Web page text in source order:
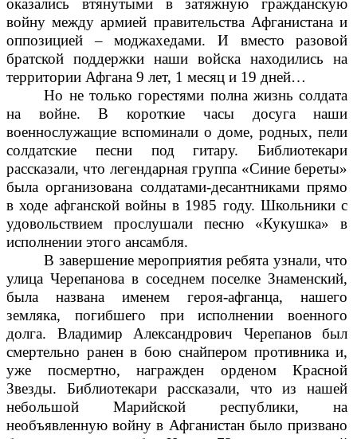
оказались втянутыми в затяжную гражданскую
войну между армией правительства Афганистана и
оппозицией – моджахедами. И вместо разовой
братской поддержки наши войска находились на
территории Афгана 9 лет, 1 месяц и 19 дней…
Но не только горестями полна жизнь солдата
на войне. В короткие часы досуга наши
военнослужащие вспоминали о доме, родных, пели
солдатские песни под гитару. Библиотекари
рассказали, что легендарная группа «Синие береты»
была организована солдатами-десантниками прямо
в ходе афганской войны в 1985 году. Школьники с
удовольствием прослушали песню «Кукушка» в
исполнении этого ансамбля.
В завершение мероприятия ребята узнали, что
улица Черепанова в соседнем поселке Знаменский,
была названа именем героя-афганца, нашего
земляка, погибшего при исполнении военного
долга. Владимир Александрович Черепанов был
смертельно ранен в бою снайпером противника и,
уже посмертно, награжден орденом Красной
Звезды. Библиотекари рассказали, что из нашей
небольшой Марийской республики, на
необъявленную войну в Афганистан было призвано